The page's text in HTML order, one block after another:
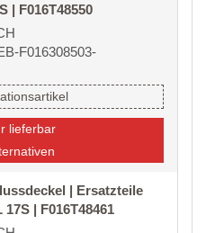
| F016T48550
F016308503-
lieferbar
| Ersatzteile
| F016T48461